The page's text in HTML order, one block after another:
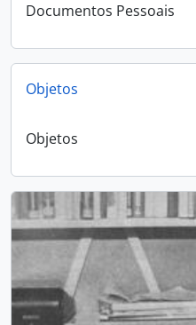
Documentos Pessoais
Objetos
Objetos